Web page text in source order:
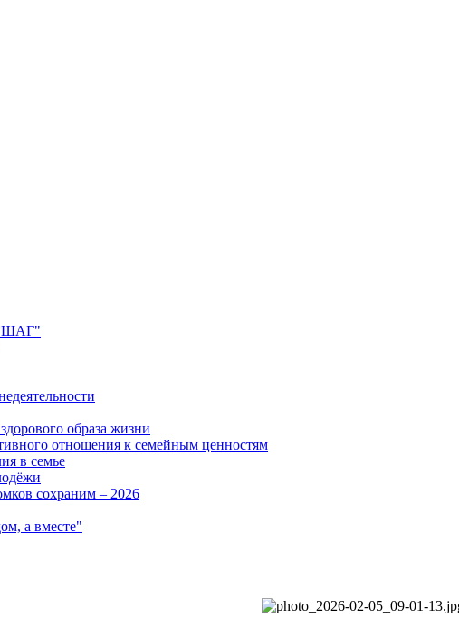
"ШАГ"
образа жизни
отношения к семейным ценностям
в семье
сохраним – 2026
а вместе"